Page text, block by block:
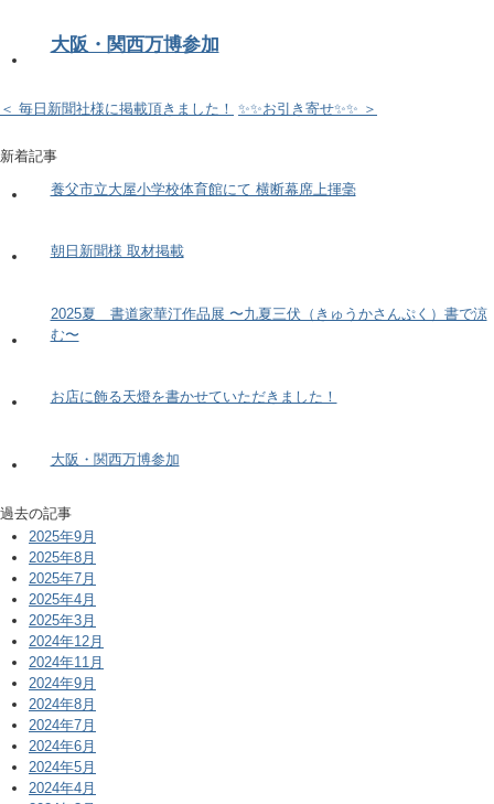
大阪・関西万博参加
＜ 毎日新聞社様に掲載頂きました！ ✨✨お引き寄せ✨✨ ＞
新着記事
養父市立大屋小学校体育館にて 横断幕席上揮毫
朝日新聞様 取材掲載
2025夏 書道家華汀作品展 〜九夏三伏（きゅうかさんぷく）書で涼
む〜
お店に飾る天燈を書かせていただきました！
大阪・関西万博参加
過去の記事
2025年9月
2025年8月
2025年7月
2025年4月
2025年3月
2024年12月
2024年11月
2024年9月
2024年8月
2024年7月
2024年6月
2024年5月
2024年4月